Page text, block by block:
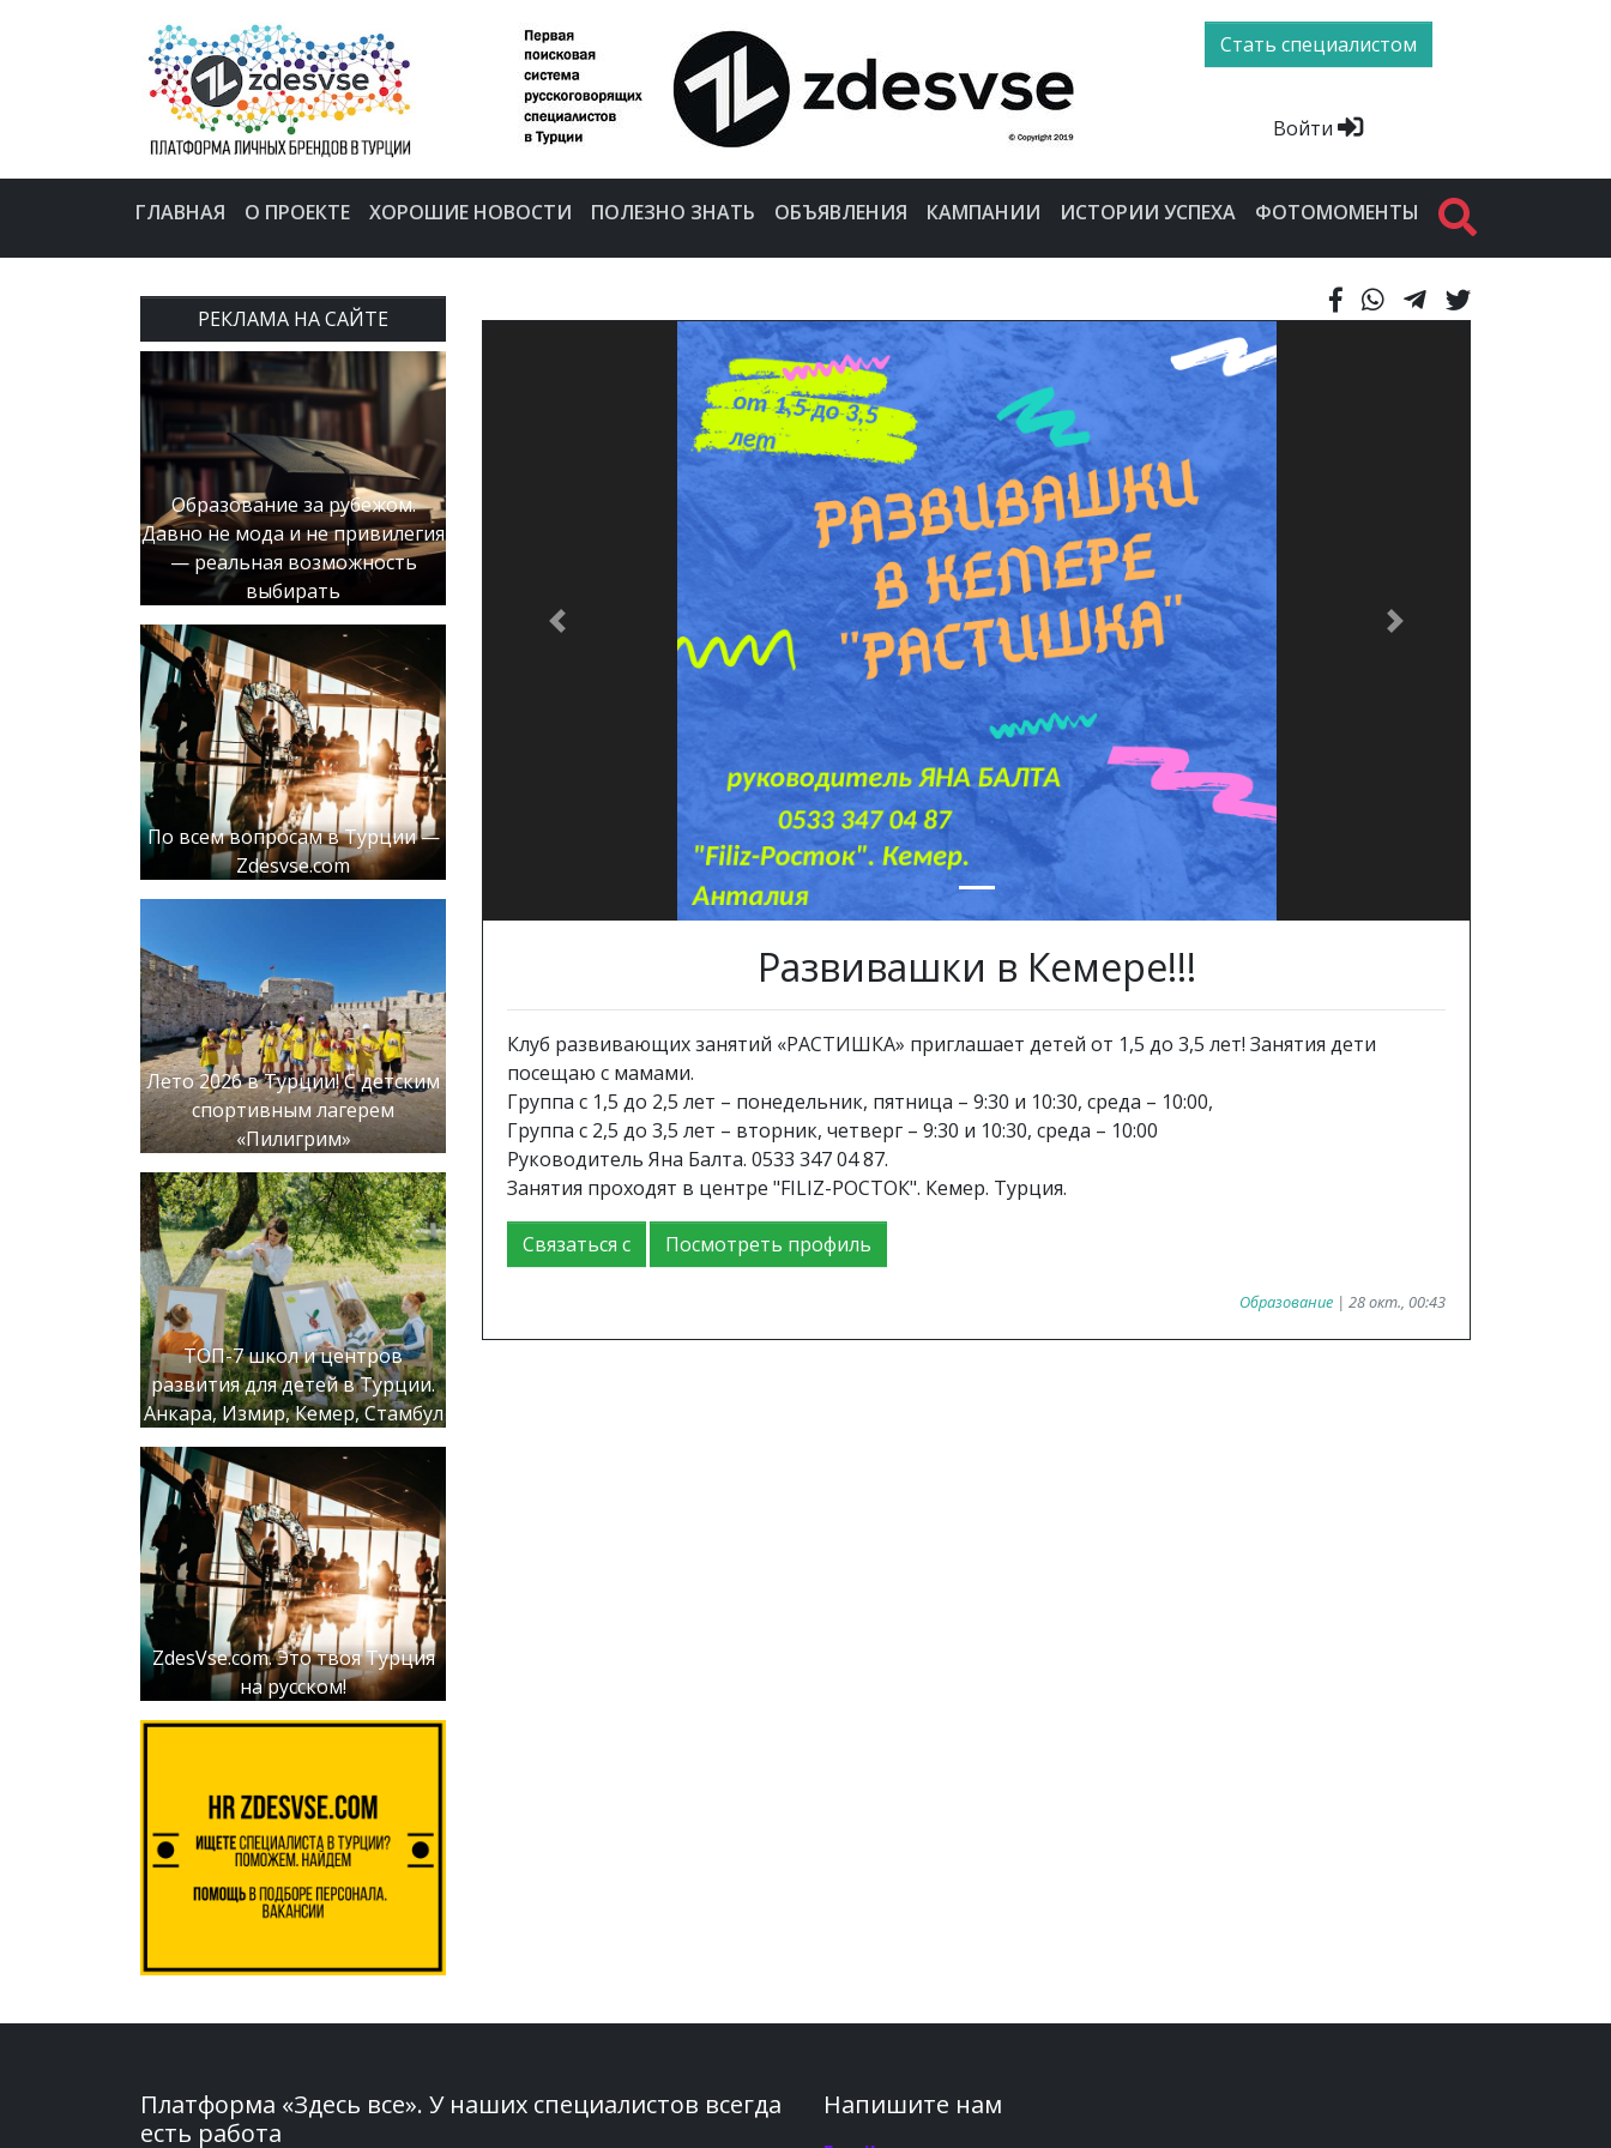
Стать специалистом
Войти
ГЛАВНАЯ О ПРОЕКТЕ ХОРОШИЕ НОВОСТИ ПОЛЕЗНО ЗНАТЬ ОБЪЯВЛЕНИЯ КАМПАНИИ ИСТОРИИ УСПЕХА ФОТОМОМЕНТЫ
РЕКЛАМА НА САЙТЕ
Образование за рубежом.
Давно не мода и не привилегия
— реальная возможность
выбирать
По всем вопросам в Турции —
Zdesvse.com
Лето 2026 в Турции! С детским
спортивным лагерем
«Пилигрим»
ТОП-7 школ и центров
развития для детей в Турции.
Анкара, Измир, Кемер, Стамбул
ZdesVse.com. Это твоя Турция
на русском!
Previous Next
Развивашки в Кемере!!!
Клуб развивающих занятий «РАСТИШКА» приглашает детей от 1,5 до 3,5 лет! Занятия дети
посещаю с мамами.
Группа с 1,5 до 2,5 лет – понедельник, пятница – 9:30 и 10:30, среда – 10:00,
Группа с 2,5 до 3,5 лет – вторник, четверг – 9:30 и 10:30, среда – 10:00
Руководитель Яна Балта. 0533 347 04 87.
Занятия проходят в центре "FILIZ-РОСТОК". Кемер. Турция.
Связаться с Посмотреть профиль
Образование | 28 окт., 00:43
Платформа «Здесь все». У наших специалистов всегда
есть работа
Напишите нам